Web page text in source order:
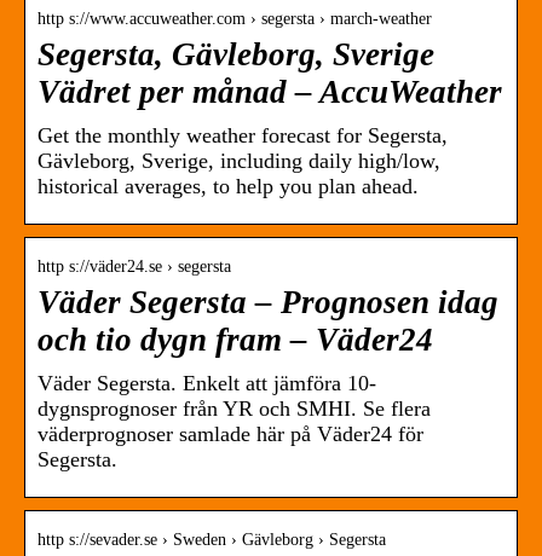
http s://www.accuweather.com › segersta › march-weather
Segersta, Gävleborg, Sverige
Vädret per månad – AccuWeather
Get the monthly weather forecast for Segersta,
Gävleborg, Sverige, including daily high/low,
historical averages, to help you plan ahead.
http s://väder24.se › segersta
Väder Segersta – Prognosen idag
och tio dygn fram – Väder24
Väder Segersta. Enkelt att jämföra 10-
dygnsprognoser från YR och SMHI. Se flera
väderprognoser samlade här på Väder24 för
Segersta.
http s://sevader.se › Sweden › Gävleborg › Segersta